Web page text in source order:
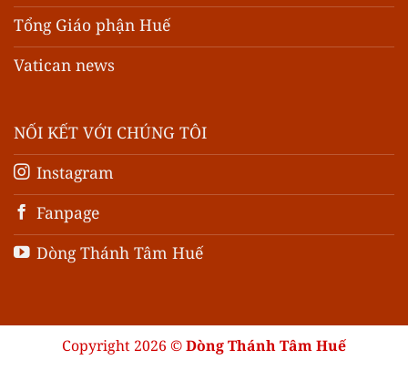
Tổng Giáo phận Huế
Vatican news
NỐI KẾT VỚI CHÚNG TÔI
Instagram
Fanpage
Dòng Thánh Tâm Huế
Copyright 2026 ©Dòng Thánh Tâm Huế